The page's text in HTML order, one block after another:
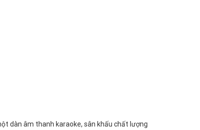
dàn âm thanh karaoke, sân khấu chất lượng